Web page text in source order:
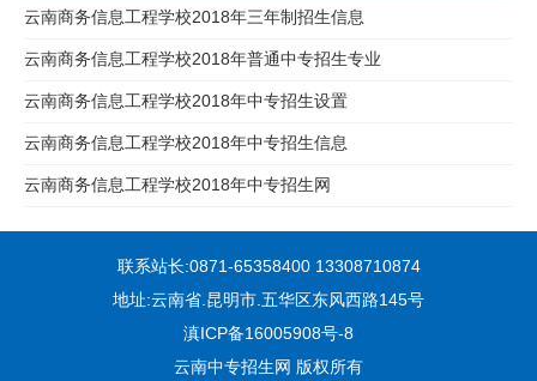
云南商务信息工程学校2018年三年制招生信息
云南商务信息工程学校2018年普通中专招生专业
云南商务信息工程学校2018年中专招生设置
云南商务信息工程学校2018年中专招生信息
云南商务信息工程学校2018年中专招生网
联系站长:0871-65358400 13308710874
地址:云南省.昆明市.五华区东风西路145号
滇ICP备16005908号-8
云南中专招生网 版权所有